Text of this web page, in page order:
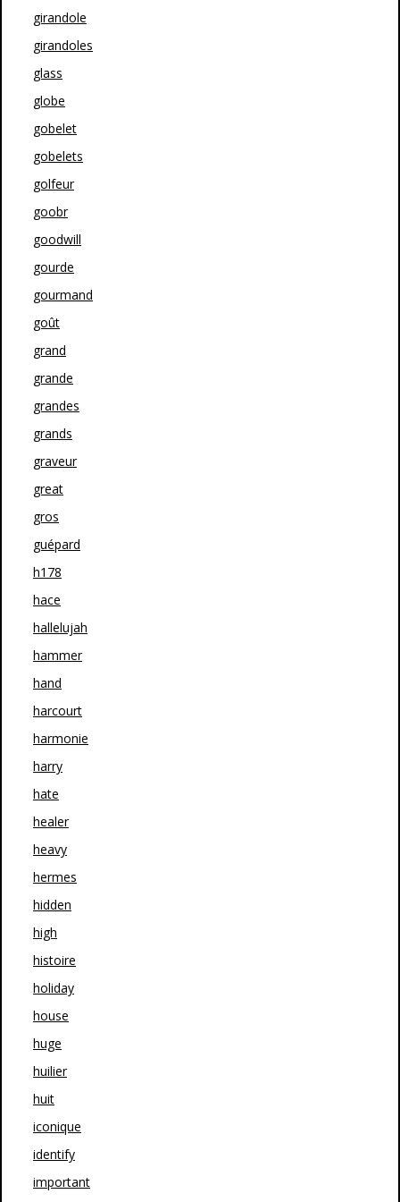
girandole
girandoles
glass
globe
gobelet
gobelets
golfeur
goobr
goodwill
gourde
gourmand
goût
grand
grande
grandes
grands
graveur
great
gros
guépard
h178
hace
hallelujah
hammer
hand
harcourt
harmonie
harry
hate
healer
heavy
hermes
hidden
high
histoire
holiday
house
huge
huilier
huit
iconique
identify
important